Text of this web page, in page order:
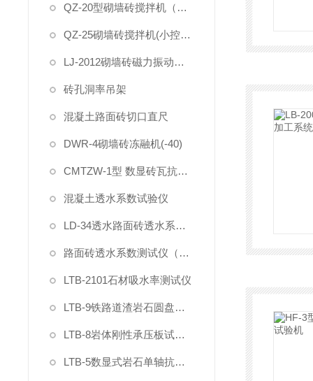
QZ-20型砌墙砖搅拌机（大控制器）
QZ-25砌墙砖搅拌机(小控制器)
LJ-2012砌墙砖磁力振动台(抛光)-喷漆
砖孔洞率吊架
混凝土路面砖切口直尺
DWR-4砌墙砖冻融机(-40)
CMTZW-1型 数显砖瓦抗折试验机
混凝土透水系数试验仪
LD-34透水路面砖透水系数试验装置
路面砖透水系数测试仪（一体式）
LTB-2101石材吸水率测试仪
LTB-9铁路道渣岩石圆盘耐磨硬度试验机
LTB-8岩体刚性承压板试验仪
LTB-5数显式岩石单轴抗压强度试验机